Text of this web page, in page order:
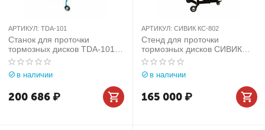
АРТИКУЛ: TDA-101
Станок для проточки
тормозных дисков TDA-101
(со снятием диска)
в наличии
200 686₽
АРТИКУЛ: СИВИК КС-802
Стенд для проточки
тормозных дисков СИВИК
КС-802
в наличии
165 000₽